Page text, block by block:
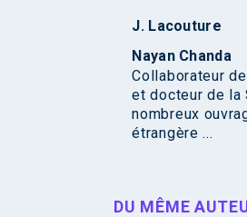
J. Lacouture
Nayan Chanda
Collaborateur
et docteur de la
nombreux
étrangère ...
DU MÊME